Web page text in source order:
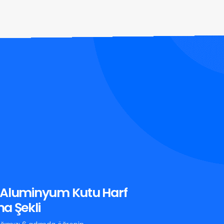
Kutu Harf
Şekli